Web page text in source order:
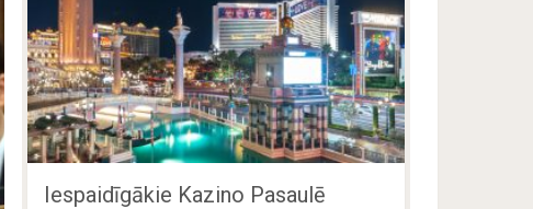
Iespaidīgākie Kazino Pasaulē